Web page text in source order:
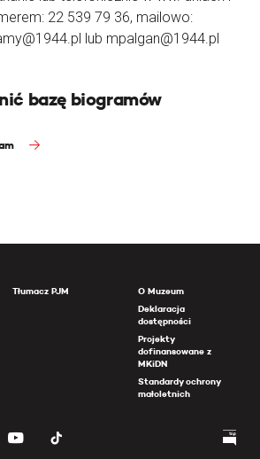
22 539 79 36, mailowo:
lub mpalgan@1944.pl
bazę biogramów
Tłumacz PJM
O Muzeum
Deklaracja
dostępności
Projekty
dofinansowane z
MKiDN
Standardy ochrony
małoletnich